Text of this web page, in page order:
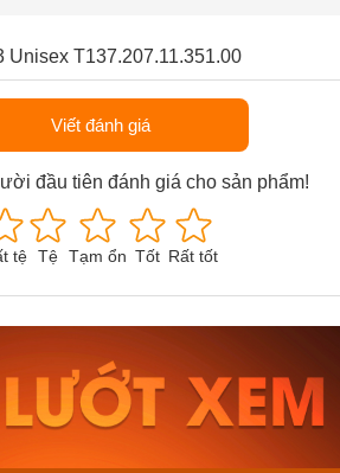
T137.207.11.351.00
Viết đánh giá
đầu tiên đánh giá cho sản phẩm!
tệ Tệ Tạm ổn Tốt Rất tốt
Casio Nam MTS-
115D-1AVDF
2.823.000₫
2.399.550₫
Mua ngay